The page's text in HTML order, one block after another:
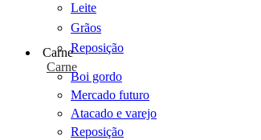
Leite
Grãos
Reposição
Carne
Carne
Boi gordo
Mercado futuro
Atacado e varejo
Reposição